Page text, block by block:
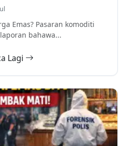
Emas? Pasaran komoditi
bahawa...
Lagi